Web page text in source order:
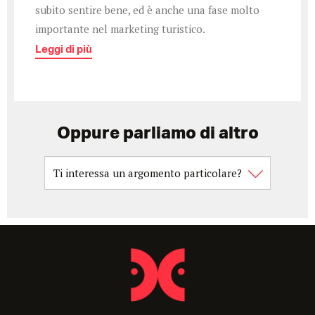
subito sentire bene, ed è anche una fase molto
importante nel marketing turistico.
Leggi di più
Oppure parliamo di altro